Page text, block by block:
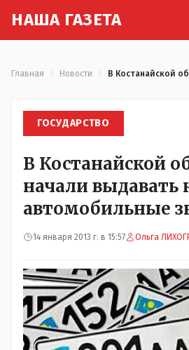
НАША ГАЗЕТА
Главная Новости
ГОСУДАРСТВО
В Костанайской
начали выдавать
автомобильные
14 января 2013 г. в 15:57 Ольга